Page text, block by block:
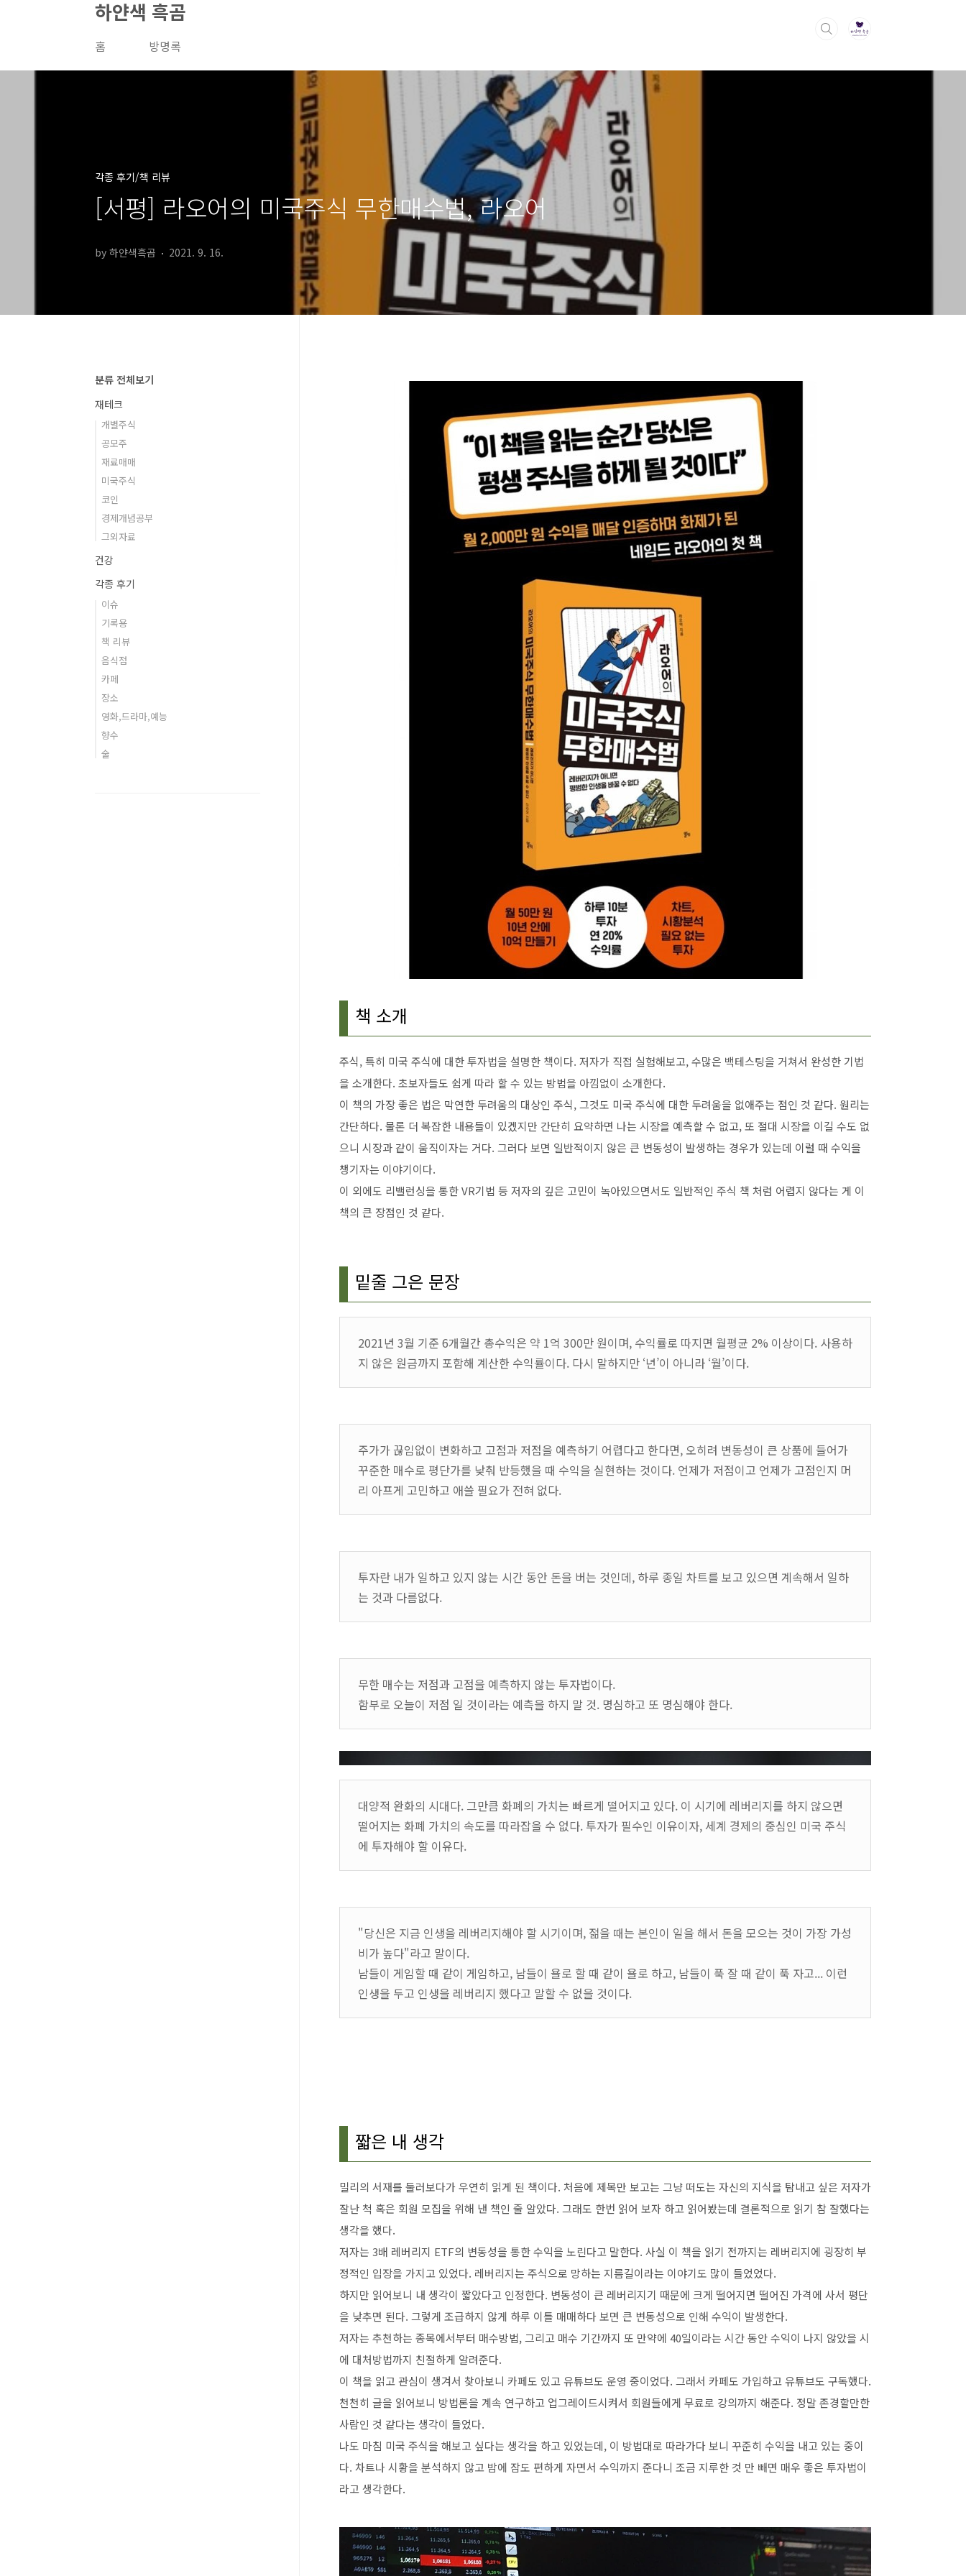
하얀색 흑곰
홈 방명록
각종 후기/책 리뷰
[서평] 라오어의 미국주식 무한매수법, 라오어
by 하얀색흑곰 2021. 9. 16.
책 소개
주식, 특히 미국 주식에 대한 투자법을 설명한 책이다. 저자가 직접 실험해보고, 수많은 백테스팅을 거쳐서 완성한 기법
을 소개한다. 초보자들도 쉽게 따라 할 수 있는 방법을 아낌없이 소개한다.
이 책의 가장 좋은 법은 막연한 두려움의 대상인 주식, 그것도 미국 주식에 대한 두려움을 없애주는 점인 것 같다. 원리는
간단하다. 물론 더 복잡한 내용들이 있겠지만 간단히 요약하면 나는 시장을 예측할 수 없고, 또 절대 시장을 이길 수도 없
으니 시장과 같이 움직이자는 거다. 그러다 보면 일반적이지 않은 큰 변동성이 발생하는 경우가 있는데 이럴 때 수익을
챙기자는 이야기이다.
이 외에도 리밸런싱을 통한 VR기법 등 저자의 깊은 고민이 녹아있으면서도 일반적인 주식 책 처럼 어렵지 않다는 게 이
책의 큰 장점인 것 같다.
밑줄 그은 문장
2021년 3월 기준 6개월간 총수익은 약 1억 300만 원이며, 수익률로 따지면 월평균 2% 이상이다. 사용하
지 않은 원금까지 포함해 계산한 수익률이다. 다시 말하지만 ‘년’이 아니라 ‘월’이다.
주가가 끊임없이 변화하고 고점과 저점을 예측하기 어렵다고 한다면, 오히려 변동성이 큰 상품에 들어가
꾸준한 매수로 평단가를 낮춰 반등했을 때 수익을 실현하는 것이다. 언제가 저점이고 언제가 고점인지 머
리 아프게 고민하고 애쓸 필요가 전혀 없다.
투자란 내가 일하고 있지 않는 시간 동안 돈을 버는 것인데, 하루 종일 차트를 보고 있으면 계속해서 일하
는 것과 다름없다.
무한 매수는 저점과 고점을 예측하지 않는 투자법이다.
함부로 오늘이 저점 일 것이라는 예측을 하지 말 것. 명심하고 또 명심해야 한다.
대양적 완화의 시대다. 그만큼 화폐의 가치는 빠르게 떨어지고 있다. 이 시기에 레버리지를 하지 않으면
떨어지는 화폐 가치의 속도를 따라잡을 수 없다. 투자가 필수인 이유이자, 세계 경제의 중심인 미국 주식
에 투자해야 할 이유다.
"당신은 지금 인생을 레버리지해야 할 시기이며, 젊을 때는 본인이 일을 해서 돈을 모으는 것이 가장 가성
비가 높다"라고 말이다.
남들이 게임할 때 같이 게임하고, 남들이 욜로 할 때 같이 욜로 하고, 남들이 푹 잘 때 같이 푹 자고... 이런
인생을 두고 인생을 레버리지 했다고 말할 수 없을 것이다.
짧은 내 생각
밀리의 서재를 둘러보다가 우연히 읽게 된 책이다. 처음에 제목만 보고는 그냥 떠도는 자신의 지식을 탐내고 싶은 저자가
잘난 척 혹은 회원 모집을 위해 낸 책인 줄 알았다. 그래도 한번 읽어 보자 하고 읽어봤는데 결론적으로 읽기 참 잘했다는
생각을 했다.
저자는 3배 레버리지 ETF의 변동성을 통한 수익을 노린다고 말한다. 사실 이 책을 읽기 전까지는 레버리지에 굉장히 부
정적인 입장을 가지고 있었다. 레버리지는 주식으로 망하는 지름길이라는 이야기도 많이 들었었다.
하지만 읽어보니 내 생각이 짧았다고 인정한다. 변동성이 큰 레버리지기 때문에 크게 떨어지면 떨어진 가격에 사서 평단
을 낮추면 된다. 그렇게 조급하지 않게 하루 이틀 매매하다 보면 큰 변동성으로 인해 수익이 발생한다.
저자는 추천하는 종목에서부터 매수방법, 그리고 매수 기간까지 또 만약에 40일이라는 시간 동안 수익이 나지 않았을 시
에 대처방법까지 친절하게 알려준다.
이 책을 읽고 관심이 생겨서 찾아보니 카페도 있고 유튜브도 운영 중이었다. 그래서 카페도 가입하고 유튜브도 구독했다.
천천히 글을 읽어보니 방법론을 계속 연구하고 업그레이드시켜서 회원들에게 무료로 강의까지 해준다. 정말 존경할만한
사람인 것 같다는 생각이 들었다.
나도 마침 미국 주식을 해보고 싶다는 생각을 하고 있었는데, 이 방법대로 따라가다 보니 꾸준히 수익을 내고 있는 중이
다. 차트나 시황을 분석하지 않고 밤에 잠도 편하게 자면서 수익까지 준다니 조금 지루한 것 만 빼면 매우 좋은 투자법이
라고 생각한다.
분류 전체보기
재테크
개별주식
공모주
재료매매
미국주식
코인
경제개념공부
그외자료
건강
각종 후기
이슈
기록용
책 리뷰
음식점
카페
장소
영화,드라마,예능
향수
술